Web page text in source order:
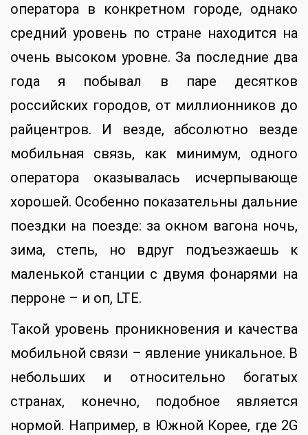
оператора в конкретном городе, однако
средний уровень по стране находится на
очень высоком уровне. За последние два
года я побывал в паре десятков
российских городов, от миллионников до
райцентров. И везде, абсолютно везде
мобильная связь, как минимум, одного
оператора оказывалась исчерпывающе
хорошей. Особенно показательны дальние
поездки на поезде: за окном вагона ночь,
зима, степь, но вдруг подъезжаешь к
маленькой станции с двумя фонарями на
перроне – и оп, LTE.
Такой уровень проникновения и качества
мобильной связи – явление уникальное. В
небольших и относительно богатых
странах, конечно, подобное является
нормой. Например, в Южной Корее, где 2G